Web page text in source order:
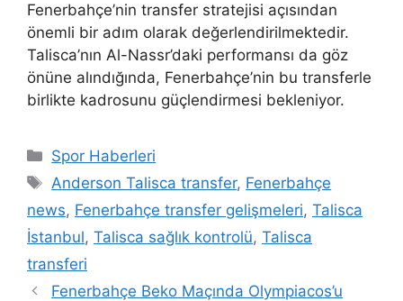
Fenerbahçe’nin transfer stratejisi açısından
önemli bir adım olarak değerlendirilmektedir.
Talisca’nın Al-Nassr’daki performansı da göz
önüne alındığında, Fenerbahçe’nin bu transferle
birlikte kadrosunu güçlendirmesi bekleniyor.
Kategoriler
Spor Haberleri
Etiketler
Anderson Talisca transfer, Fenerbahçe
news, Fenerbahçe transfer gelişmeleri, Talisca
İstanbul, Talisca sağlık kontrolü, Talisca
transferi
Fenerbahçe Beko Maçında Olympiacos’u